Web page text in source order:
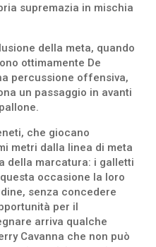
supremazia in mischia
della meta, quando
ottimamente De
percussione offensiva,
un passaggio in avanti
che giocano
metri dalla linea di meta
della marcatura: i galletti
occasione la loro
senza concedere
per il
arriva qualche
Cavanna che non può